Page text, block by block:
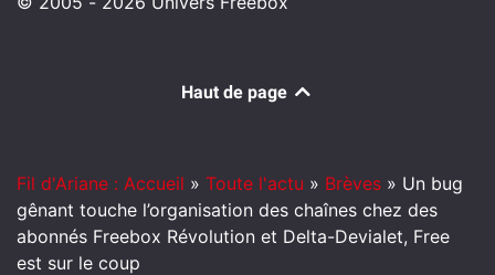
Haut de page
Fil d'Ariane : Accueil » Toute l'actu » Brèves » Un bug
gênant touche l’organisation des chaînes chez des
abonnés Freebox Révolution et Delta-Devialet, Free
est sur le coup